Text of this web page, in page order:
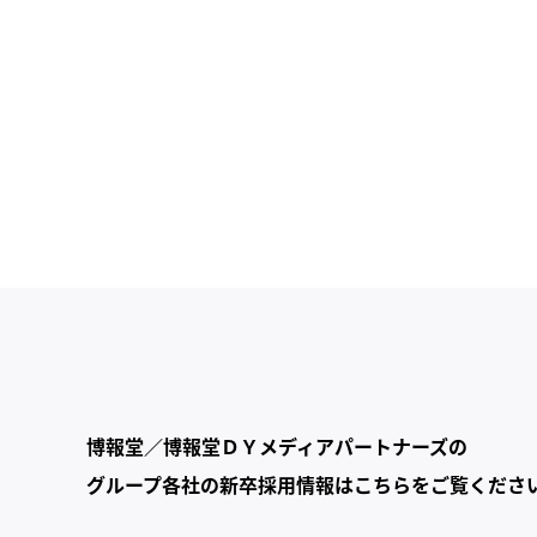
博報堂／博報堂ＤＹメディアパートナーズの
グループ各社の新卒採用情報はこちらをご覧くださ